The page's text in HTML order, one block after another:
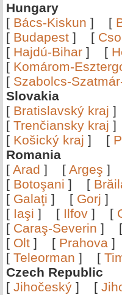
Hungary
[ Bács-Kiskun ] [
[ Budapest ] [
[ Hajdú-Bihar ] [
[ Komárom-
[ Szabolcs-
Slovakia
[ Bratislavský kraj ]
[ Trenčiansky kraj ]
[ Košický kraj ] [
Romania
[ Arad ] [ Argeş ]
[ Botoşani ] [
[ Galaţi ] [ Gorj ]
[ Iaşi ] [ Ilfov ] [
[ Caraş-Severin ] [
[ Olt ] [ Prahova ]
[ Teleorman ] [
Czech Republic
[ Jihočeský ] [